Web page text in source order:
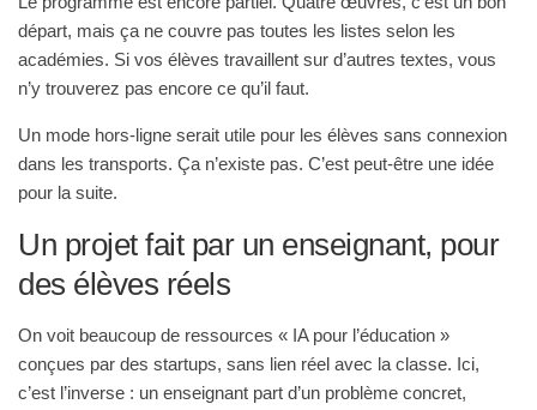
départ, mais ça ne couvre pas toutes les listes selon les
académies. Si vos élèves travaillent sur d’autres textes, vous
n’y trouverez pas encore ce qu’il faut.
Un mode hors-ligne serait utile pour les élèves sans connexion
dans les transports. Ça n’existe pas. C’est peut-être une idée
pour la suite.
Un projet fait par un enseignant, pour
des élèves réels
On voit beaucoup de ressources « IA pour l’éducation »
conçues par des startups, sans lien réel avec la classe. Ici,
c’est l’inverse : un enseignant part d’un problème concret,